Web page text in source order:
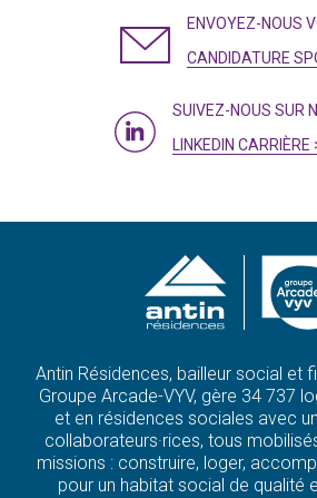
ENVOYEZ-NOUS
CANDIDATURE
SUIVEZ-NOUS SUR
LINKEDIN CARRIÈRE
Antin Résidences, bailleur social et
Groupe Arcade-VYV, gère 34 737
et en résidences sociales avec
collaborateurs·rices, tous
missions : construire, loger,
pour un habitat social de qualité